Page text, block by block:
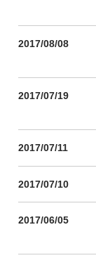
2017/08/08
2017/07/19
2017/07/11
2017/07/10
2017/06/05